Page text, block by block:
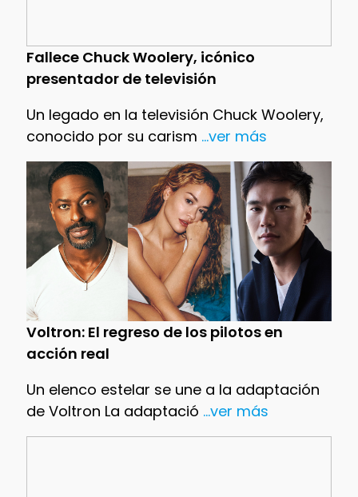
Fallece Chuck Woolery, icónico
presentador de televisión
Un legado en la televisión Chuck Woolery,
conocido por su carism ...ver más
Voltron: El regreso de los pilotos en
acción real
Un elenco estelar se une a la adaptación
de Voltron La adaptació ...ver más